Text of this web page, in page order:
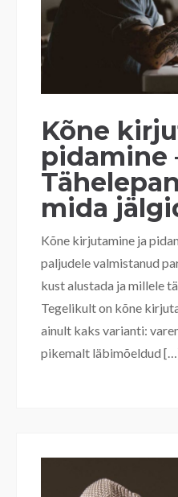
Kõne
pidamine
mida
Kõne kirjutamine ja
paljudele valmistanud
kust alustada ja millele
Tegelikult on kõne
ainult kaks varianti:
pikemalt läbimõeldud